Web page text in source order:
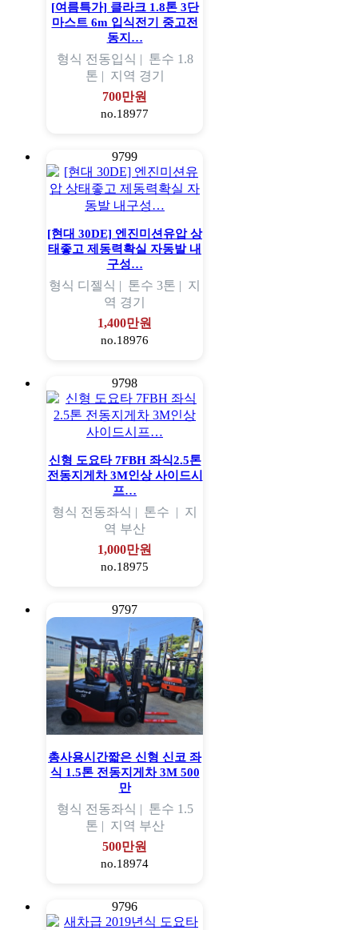
[여름특가] 클라크 1.8톤 3단
마스트 6m 입식전기 중고전
동지…
형식 전동입식 | 톤수 1.8
톤 | 지역 경기
700만원
no.18977
9799
[현대 30DE] 엔진미션유압 상
태좋고 제동력확실 자동발 내
구성…
형식 디젤식 | 톤수 3톤 | 지
역 경기
1,400만원
no.18976
9798
신형 도요타 7FBH 좌식2.5톤
전동지게차 3M인상 사이드시
프…
형식 전동좌식 | 톤수 | 지
역 부산
1,000만원
no.18975
9797
총사용시간짧은 신형 신코 좌
식 1.5톤 전동지게차 3M 500
만
형식 전동좌식 | 톤수 1.5
톤 | 지역 부산
500만원
no.18974
9796